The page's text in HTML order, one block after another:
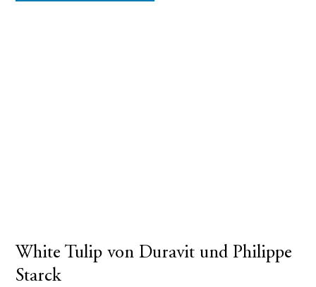
White Tulip von Duravit und Philippe
Starck